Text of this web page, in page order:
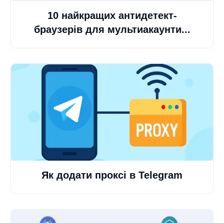
10 найкращих антидетект-
браузерів для мультиакаунти...
Як додати проксі в Telegram